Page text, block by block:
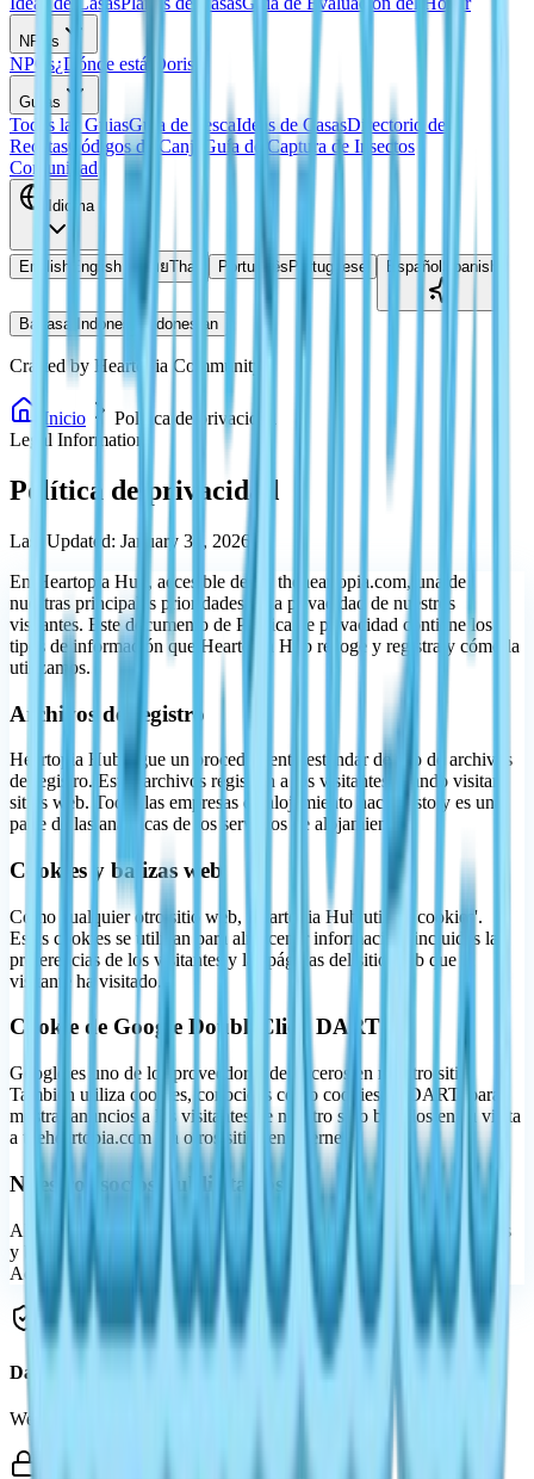
NPCs
NPCs¿Dónde está Doris?
Guías
Todas las GuiasGuía de PescaIdeas de CasasDirectorio de
RecetasCódigos de Canje
Guía de Captura de Insectos
Comunidad
Idioma
English English ไทยThai Português Portuguese Español Spanish
Bahasa Indonesia Indonesian
Crafted by Heartopia Community
Inicio
Política de privacidad
Legal Information
Política de privacidad
Last Updated: January 30, 2026
En Heartopia Hub, accesible desde theheartopia.com, una de
nuestras principales prioridades es la privacidad de nuestros
visitantes. Este documento de Política de privacidad contiene los
tipos de información que Heartopia Hub recoge y registra y cómo la
utilizamos.
Archivos de registro
Heartopia Hub sigue un procedimiento estándar de uso de archivos
de registro. Estos archivos registran a los visitantes cuando visitan
sitios web. Todas las empresas de alojamiento hacen esto y es una
parte de las analíticas de los servicios de alojamiento.
Cookies y balizas web
Como cualquier otro sitio web, Heartopia Hub utiliza 'cookies'.
Estas cookies se utilizan para almacenar información, incluidas las
preferencias de los visitantes y las páginas del sitio web que el
visitante ha visitado.
Cookie de Google DoubleClick DART
Google es uno de los proveedores de terceros en nuestro sitio.
También utiliza cookies, conocidas como cookies de DART, para
mostrar anuncios a los visitantes de nuestro sitio basados en su visita
a theheartopia.com y a otros sitios en internet.
Nuestros socios publicitarios
Algunos de los anunciantes de nuestro sitio pueden utilizar cookies
y balizas web. Nuestros socios publicitarios incluyen Google
AdSense.
Data Protection
We value your privacy